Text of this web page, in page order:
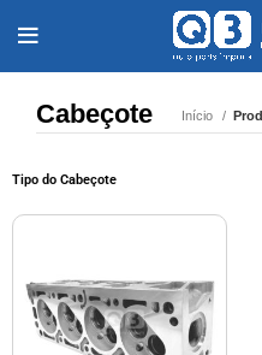
Cabeçote Início
Tipo do Cabeçote